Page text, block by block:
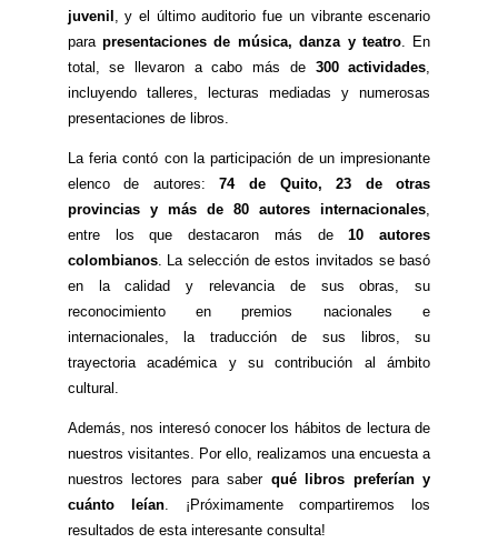
juvenil , y el último auditorio fue un vibrante escenario
parapresentaciones de música, danza y teatro. En
total, se llevaron a cabo más de 300 actividades
incluyendo talleres, lecturas mediadas y numerosas
presentaciones de libros.
La feria contó con la participación de un impresionante
elenco de autores:74 de Quito, 23 de otras
provincias y más de 80 autores internacionales
entre los que destacaron más de10 autores
colombianos. La selección de estos invitados se basó
en la calidad y relevancia de sus obras, su
reconocimiento en premios nacionales e
internacionales, la traducción de sus libros, su
trayectoria académica y su contribución al ámbito
cultural.
Además, nos interesó conocer los hábitos de lectura de
nuestros visitantes. Por ello, realizamos una encuesta a
nuestros lectores para saber qué libros preferían y
cuánto leían. ¡Próximamente compartiremos los
resultados de esta interesante consulta!